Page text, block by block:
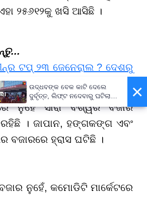
୨୫୬୧୨କୁ ଖସି ଆସିଛି ।
ଟପ୍ ୨୩ ଜେନେରାଲ ? ଦେଶରୁ
କରିଛନ୍ତି ଜିନପିଙ୍ଗ୍ !
ନୁହେଁ ସାରା ବିଶ୍ୱର ବଜାର
ରହିଛି । ଜାପାନ, ହଙ୍ଗକଙ୍ଗ ଏବଂ
ବଜାରରେ ହ୍ରାସ ଘଟିଛି ।
ନୁହେଁ, କମୋଡିଟି ମାର୍କେଟରେ
×
ଉଦ୍ଧବଙ୍କ ବେକ କାଟି ଦେଲେ
ଦୁର୍ବୃତ୍ତ, ଲିଫ୍ଟ ନଦେବାରୁ ଘଟିଲା
ଘଟଣା...